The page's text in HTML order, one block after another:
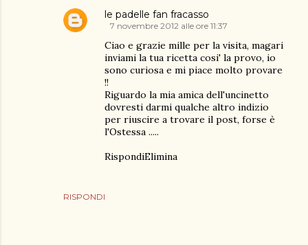
RISPONDI
le padelle fan fracasso
7 novembre 2012 alle ore 11:37
Ciao e grazie mille per la visita, magari
inviami la tua ricetta cosi' la provo, io
sono curiosa e mi piace molto provare
!!
Riguardo la mia amica dell'uncinetto
dovresti darmi qualche altro indizio
per riuscire a trovare il post, forse è
l'Ostessa .....
RispondiElimina